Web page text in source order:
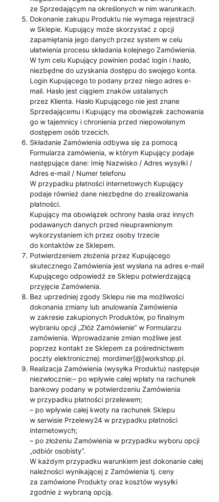
ze Sprzedającym na określonych w nim warunkach.
Dokonanie zakupu Produktu nie wymaga rejestracji
w Sklepie. Kupujący może skorzystać z opcji
zapamiętania jego danych przez system w celu
ułatwienia procesu składania kolejnego Zamówienia.
W tym celu Kupujący powinien podać login i hasło,
niezbędne do uzyskania dostępu do swojego konta.
Login Kupującego to podany przez niego adres e-
mail. Hasło jest ciągiem znaków ustalanych
przez Klienta. Hasło Kupującego nie jest znane
Sprzedającemu i Kupujący ma obowiązek zachowania
go w tajemnicy i chronienia przed niepowołanym
dostępem osób trzecich.
Składanie Zamówienia odbywa się za pomocą
Formularza zamówienia, w którym Kupujący podaje
następujące dane: Imię Nazwisko / Adres wysyłki /
Adres e-mail / Numer telefonu
W przypadku płatności internetowych Kupujący
podaje również dane niezbędne do zrealizowania
płatności.
Kupujący ma obowiązek ochrony hasła oraz innych
podawanych danych przed nieuprawnionym
wykorzystaniem ich przez osoby trzecie
do kontaktów ze Sklepem.
Potwierdzeniem złożenia przez Kupującego
skutecznego Zamówienia jest wysłana na adres e-mail
Kupującego odpowiedź ze Sklepu potwierdzającą
przyjęcie Zamówienia.
Bez uprzedniej zgody Sklepu nie ma możliwości
dokonania zmiany lub anulowania Zamówienia
w zakresie zakupionych Produktów, po finalnym
wybraniu opcji „Złóż Zamówienie” w Formularzu
zamówienia. Wprowadzanie zmian możliwe jest
poprzez kontakt ze Sklepem za pośrednictwem
poczty elektronicznej: mordimer[@]workshop.pl.
Realizacja Zamówienia (wysyłka Produktu) następuje
niezwłocznie:– po wpływie całej wpłaty na rachunek
bankowy podany w potwierdzeniu Zamówienia
w przypadku płatności przelewem;
– po wpływie całej kwoty na rachunek Sklepu
w serwisie Przelewy24 w przypadku płatności
internetowych;
– po złożeniu Zamówienia w przypadku wyboru opcji
„odbiór osobisty”.
W każdym przypadku warunkiem jest dokonanie całej
należności wynikającej z Zamówienia tj. ceny
za zamówione Produkty oraz kosztów wysyłki
zgodnie z wybraną opcją.